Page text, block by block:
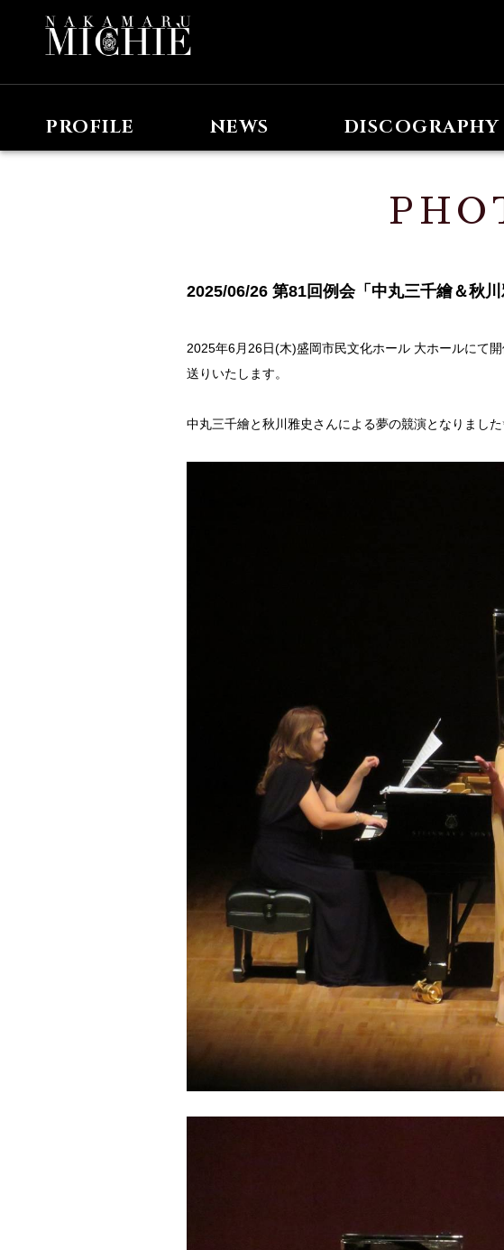
PROFILE NEWS DISCOGRAPHY
2025/06/26 第81回例会「中丸三千繪＆秋
2025年6月26日(木)盛岡市民文化ホール 大ホールにて
送りいたします。
中丸三千繪と秋川雅史さんによる夢の競演となりました